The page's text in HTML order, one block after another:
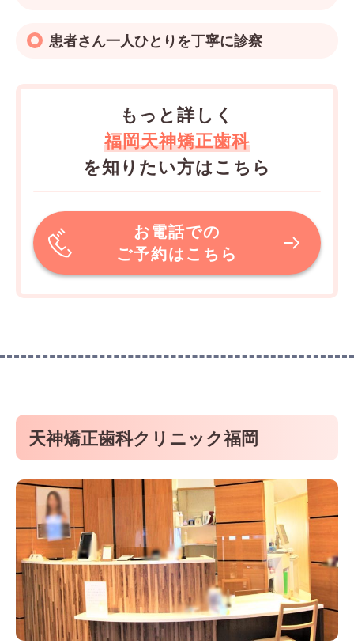
患者さん一人ひとりを丁寧に診察
もっと詳しく
福岡天神矯正歯科
を知りたい方はこちら
お電話での
ご予約はこちら
天神矯正歯科クリニック福岡